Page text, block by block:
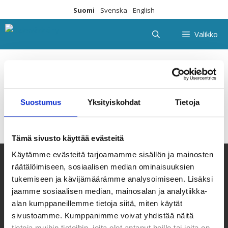
Suostumus Yksityiskohdat Tietoja
Tämä sivusto käyttää evästeitä
Käytämme evästeitä tarjoamamme sisällön ja mainosten
räätälöimiseen, sosiaalisen median ominaisuuksien
tukemiseen ja kävijämäärämme analysoimiseen. Lisäksi
jaamme sosiaalisen median, mainosalan ja analytiikka-
alan kumppaneillemme tietoja siitä, miten käytät
sivustoamme. Kumppanimme voivat yhdistää näitä
sisältöön
Suomi Svenska English
Valikko